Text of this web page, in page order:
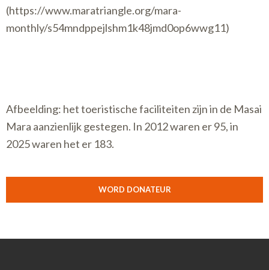
(https://www.maratriangle.org/mara-
monthly/s54mndppejlshm1k48jmd0op6wwg11)
Afbeelding: het toeristische faciliteiten zijn in de Masai
Mara aanzienlijk gestegen. In 2012 waren er 95, in
2025 waren het er 183.
WORD DONATEUR